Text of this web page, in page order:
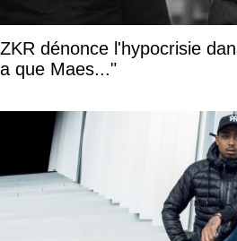
ZKR dénonce l'hypocrisie
a que Maes..."